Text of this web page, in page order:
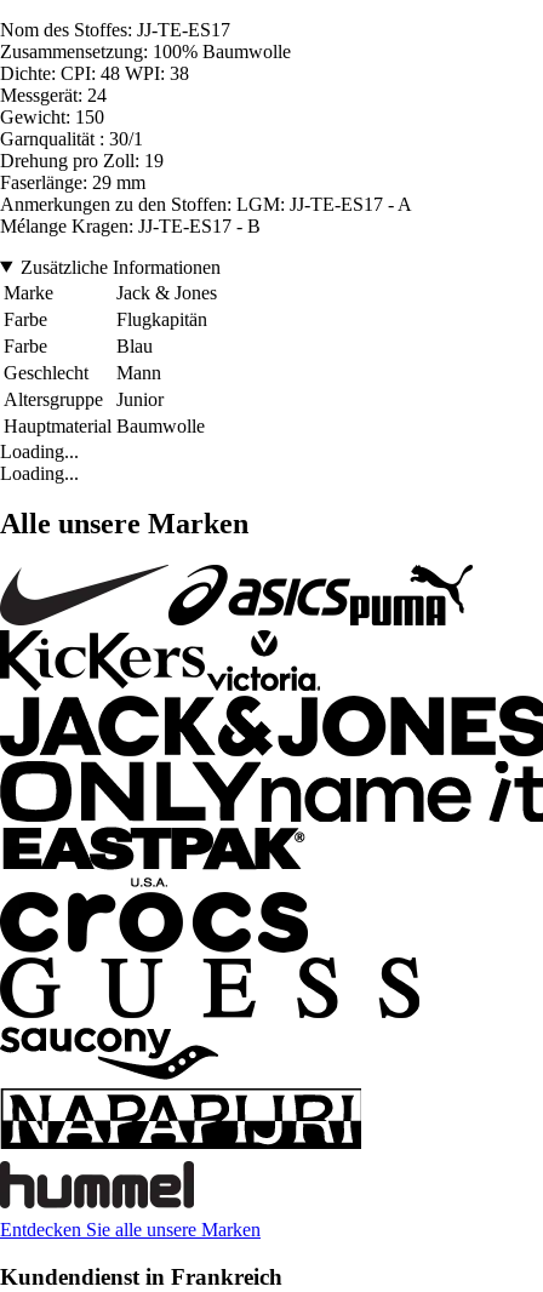
Nom des Stoffes: JJ-TE-ES17
Zusammensetzung: 100% Baumwolle
Dichte: CPI: 48 WPI: 38
Messgerät: 24
Gewicht: 150
Garnqualität : 30/1
Drehung pro Zoll: 19
Faserlänge: 29 mm
Anmerkungen zu den Stoffen: LGM: JJ-TE-ES17 - A
Mélange Kragen: JJ-TE-ES17 - B
Zusätzliche Informationen
Marke
Jack & Jones
Farbe
Flugkapitän
Farbe
Blau
Geschlecht
Mann
Altersgruppe
Junior
Hauptmaterial Baumwolle
Loading...
Loading...
Alle unsere Marken
Entdecken Sie alle unsere Marken
Kundendienst in Frankreich